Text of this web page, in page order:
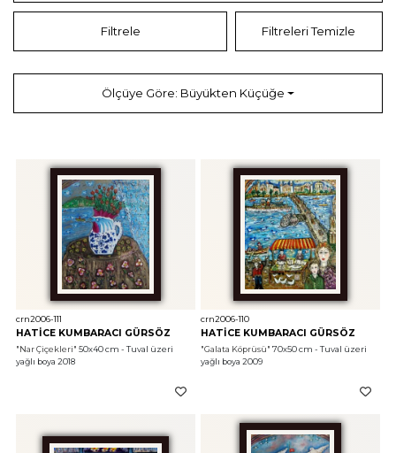
2016 “Sınırsız Sevgi“, Galeri Çankaya, Ankara,[12]
2009 “Köprüler”, Devlet Resim ve Heykel Müzesi, Ankara (Sofia
işbirliği ile ),
1969 Taksim Sanat Galerisi, İstanbul
Filtrele Filtreleri Temizle
Ölçüye Göre: Büyükten Küçüğe
crn2006-111
HATİCE KUMBARACI GÜRSÖZ
"Nar Çiçekleri" 50x40 cm - Tuval üzeri
yağlı boya 2018
crn2006-110
HATİCE KUMBARACI GÜRSÖZ
"Galata Köprüsü" 70x50 cm - Tuval üzeri
yağlı boya 2009